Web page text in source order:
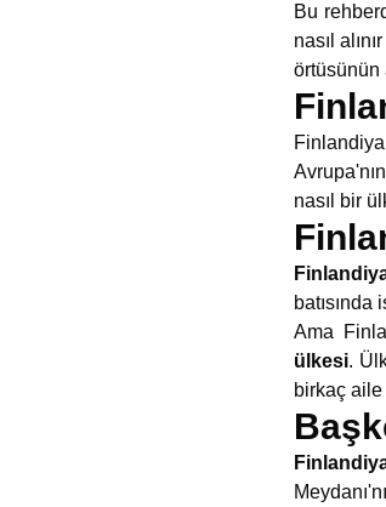
Bu
nasıl
örtüsünün
nasıl bir
batısında
Ama
ülkesi.
birkaç